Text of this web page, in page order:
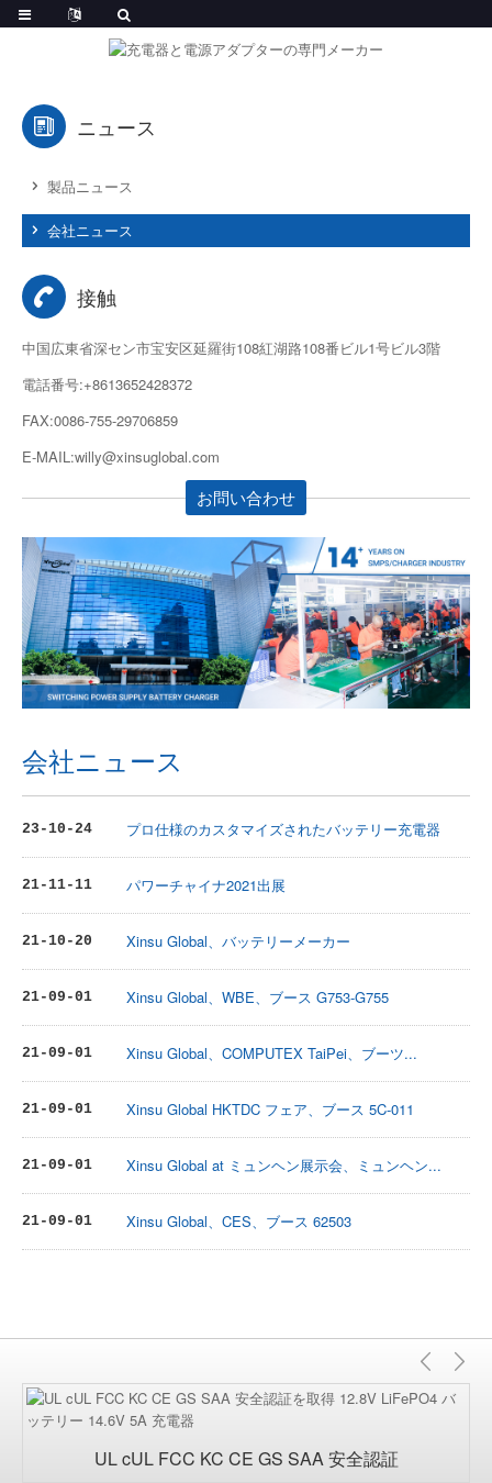
ニュース
製品ニュース
会社ニュース
接触
中国広東省深セン市宝安区延羅街108紅湖路108番ビル1号ビル3階
電話番号:+8613652428372
FAX:0086-755-29706859
E-MAIL:willy@xinsuglobal.com
お問い合わせ
会社ニュース
23-10-24 プロ仕様のカスタマイズされたバッテリー充電器
21-11-11 パワーチャイナ2021出展
21-10-20 Xinsu Global、バッテリーメーカー
21-09-01 Xinsu Global、WBE、ブース G753-G755
21-09-01 Xinsu Global、COMPUTEX TaiPei、ブーツ...
21-09-01 Xinsu Global HKTDC フェア、ブース 5C-011
21-09-01 Xinsu Global at ミュンヘン展示会、ミュンヘン...
21-09-01 Xinsu Global、CES、ブース 62503
前
の
UL cUL FCC KC CE GS SAA 安全認証